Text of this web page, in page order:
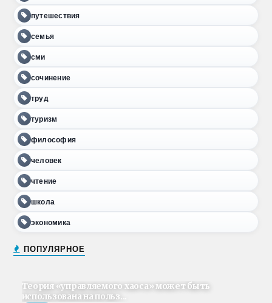
путешествия
семья
сми
сочинение
труд
туризм
философия
человек
чтение
школа
экономика
ПОПУЛЯРНОЕ
Теория «управляемого хаоса» может быть
использована на польз...